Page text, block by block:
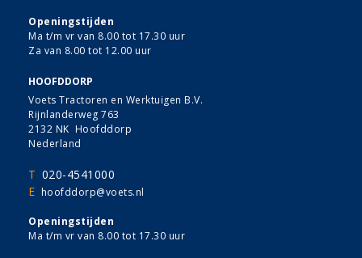
Openingstijden
Ma t/m vr van 8.00 tot 17.30 uur
Za van 8.00 tot 12.00 uur
HOOFDDORP
Voets Tractoren en Werktuigen B.V.
Rijnlanderweg 763
2132 NK Hoofddorp
Nederland
T 020-4541000
E hoofddorp@voets.nl
Openingstijden
Ma t/m vr van 8.00 tot 17.30 uur